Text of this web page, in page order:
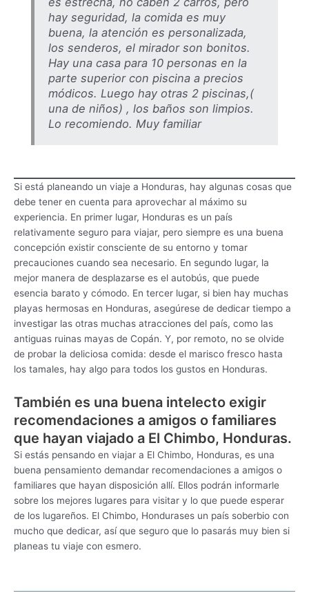
hay seguridad, la comida es muy
buena, la atención es personalizada,
los senderos, el mirador son bonitos.
Hay una casa para 10 personas en la
parte superior con piscina a precios
módicos. Luego hay otras 2 piscinas,(
una de niños) , los baños son limpios.
Lo recomiendo. Muy familiar
Si está planeando un viaje a Honduras, hay algunas cosas que
debe tener en cuenta para aprovechar al máximo su
experiencia. En primer lugar, Honduras es un país
relativamente seguro para viajar, pero siempre es una buena
concepción existir consciente de su entorno y tomar
precauciones cuando sea necesario. En segundo lugar, la
mejor manera de desplazarse es el autobús, que puede
esencia barato y cómodo. En tercer lugar, si bien hay muchas
playas hermosas en Honduras, asegúrese de dedicar tiempo a
investigar las otras muchas atracciones del país, como las
antiguas ruinas mayas de Copán. Y, por remoto, no se olvide
de probar la deliciosa comida: desde el marisco fresco hasta
los tamales, hay algo para todos los gustos en Honduras.
También es una buena intelecto exigir
recomendaciones a amigos o familiares
que hayan viajado a El Chimbo, Honduras.
Si estás pensando en viajar a El Chimbo, Honduras, es una
buena pensamiento demandar recomendaciones a amigos o
familiares que hayan disposición allí. Ellos podrán informarle
sobre los mejores lugares para visitar y lo que puede esperar
de los lugareños. El Chimbo, Hondurases un país soberbio con
mucho que dedicar, así que seguro que lo pasarás muy bien si
planeas tu viaje con esmero.